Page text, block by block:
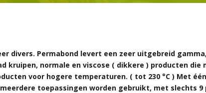
divers. Permabond levert een zeer uitgebreid
kruipen, normale en viscose ( dikkere ) producten die
voor hogere temperaturen. ( tot 230 °C ) Met
toepassingen worden gebruikt, met slechts